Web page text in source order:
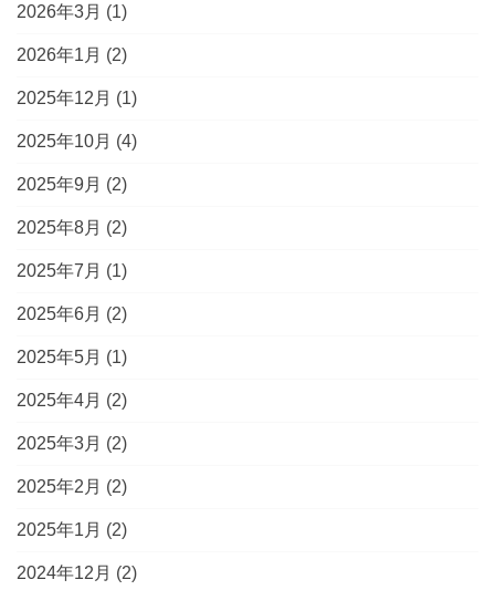
2026年3月 (1)
2026年1月 (2)
2025年12月 (1)
2025年10月 (4)
2025年9月 (2)
2025年8月 (2)
2025年7月 (1)
2025年6月 (2)
2025年5月 (1)
2025年4月 (2)
2025年3月 (2)
2025年2月 (2)
2025年1月 (2)
2024年12月 (2)